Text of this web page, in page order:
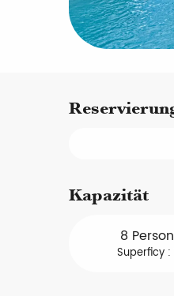
Kapazität
8
Superficy :